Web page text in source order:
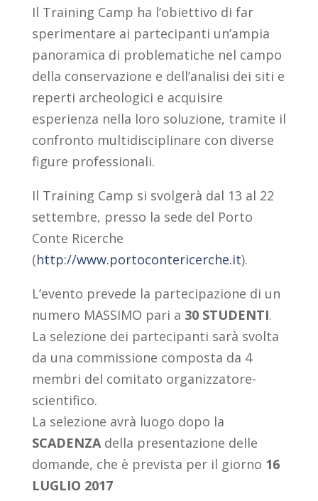
Il Training Camp ha l’obiettivo di far
sperimentare ai partecipanti un’ampia
panoramica di problematiche nel campo
della conservazione e dell’analisi dei siti e
reperti archeologici e acquisire
esperienza nella loro soluzione, tramite il
confronto multidisciplinare con diverse
figure professionali.
Il Training Camp si svolgerà dal 13 al 22
settembre, presso la sede del Porto
Conte Ricerche
(http://www.portocontericerche.it).
L’evento prevede la partecipazione di un
numero MASSIMO pari a 30 STUDENTI.
La selezione dei partecipanti sarà svolta
da una commissione composta da 4
membri del comitato organizzatore-
scientifico.
La selezione avrà luogo dopo la
SCADENZAdella presentazione delle
domande, che è prevista per il giorno 16
LUGLIO 2017